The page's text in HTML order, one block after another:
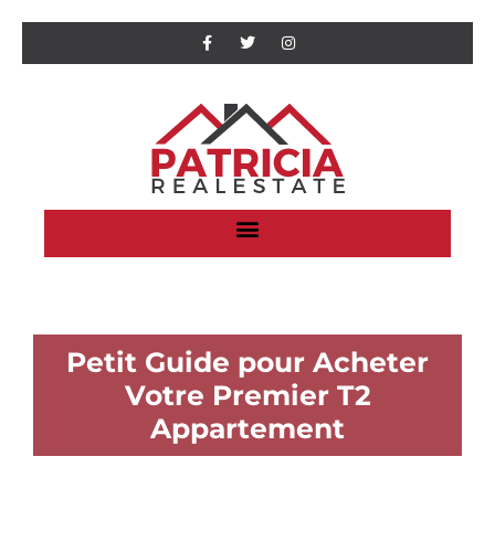
Petit Guide pour Acheter
Votre Premier T2
Appartement